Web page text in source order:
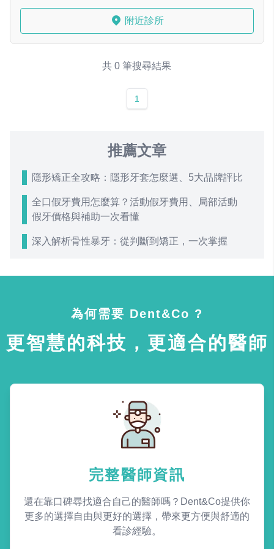
附近診所
共 0 筆搜尋結果
1
推薦文章
隱形矯正全攻略：隱形牙套怎麼選、5大品牌評比
全口假牙費用怎麼算？活動假牙費用、局部活動
假牙價格與補助一次看懂
深入解析骨性暴牙：從判斷到矯正，一次掌握
為何需要 Dent&Co ?
更智慧的科技，更適合的醫師
完整醫師資訊
還在靠口碑尋找適合自己的醫師嗎？Dent&Co提供你
更多的選擇自由與更好的選擇，帶來更方便與舒適的
看診經驗。